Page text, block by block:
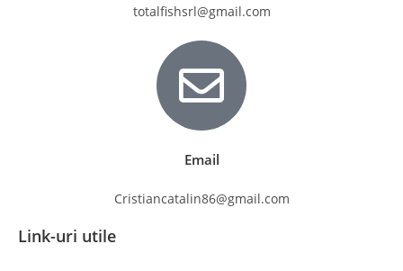
totalfishsrl@gmail.com
Email
Cristiancatalin86@gmail.com
Link-uri utile